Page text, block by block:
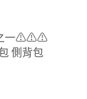
一⚠⚠⚠
側背包